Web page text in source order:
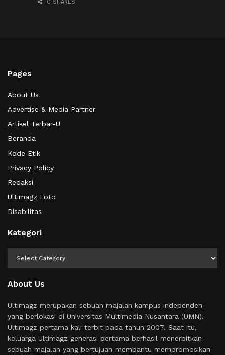
0 SHARES
Pages
About Us
Advertise & Media Partner
Artikel Terbar-U
Beranda
Kode Etik
Privacy Policy
Redaksi
Ultimagz Foto
Disabilitas
Kategori
About Us
Ultimagz merupakan sebuah majalah kampus independen
yang berlokasi di Universitas Multimedia Nusantara (UMN).
Ultimagz pertama kali terbit pada tahun 2007. Saat itu,
keluarga Ultimagz generasi pertama berhasil menerbitkan
sebuah majalah yang bertujuan membantu mempromosikan